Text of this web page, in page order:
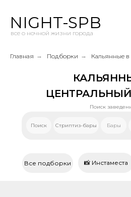
NIGHT-SPB
все о ночной жизни города
Главная → Подборки → Кальянные
Стриптиз-бары Бары
Поиск
Поиск
Все подборки 📸 Инстаместа